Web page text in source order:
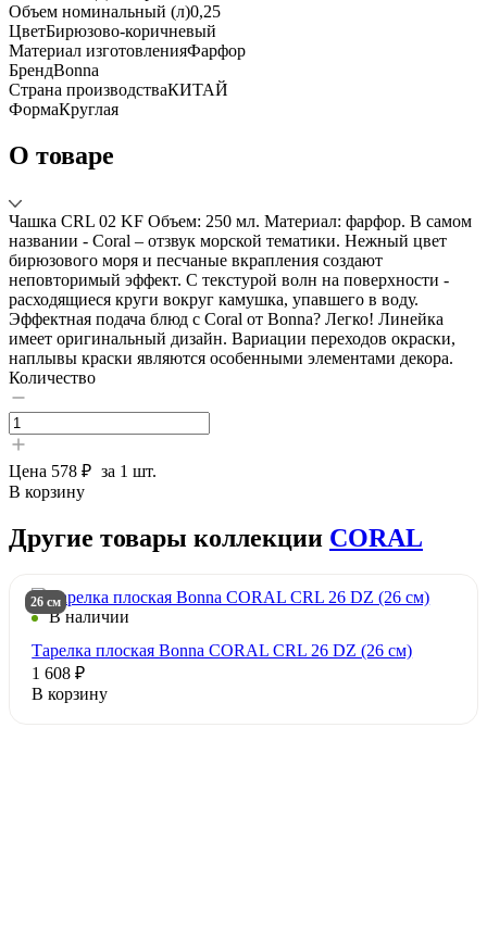
Объем номинальный (л)0,25
ЦветБирюзово-коричневый
Материал изготовленияФарфор
БрендBonna
Страна производстваКИТАЙ
ФормаКруглая
О товаре
Чашка CRL 02 KF Объем: 250 мл. Материал: фарфор. В самом
названии - Coral – отзвук морской тематики. Нежный цвет
бирюзового моря и песчаные вкрапления создают
неповторимый эффект. С текстурой волн на поверхности -
расходящиеся круги вокруг камушка, упавшего в воду.
Эффектная подача блюд с Coral от Bonna? Легко! Линейка
имеет оригинальный дизайн. Вариации переходов окраски,
наплывы краски являются особенными элементами декора.
Количество
Цена 578 ₽ за 1 шт.
В корзину
Другие товары коллекции CORAL
26 см
В наличии
Тарелка плоская Bonna CORAL CRL 26 DZ (26 см)
1 608 ₽
В корзину